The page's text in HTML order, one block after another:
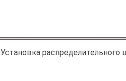
Установка распределительного